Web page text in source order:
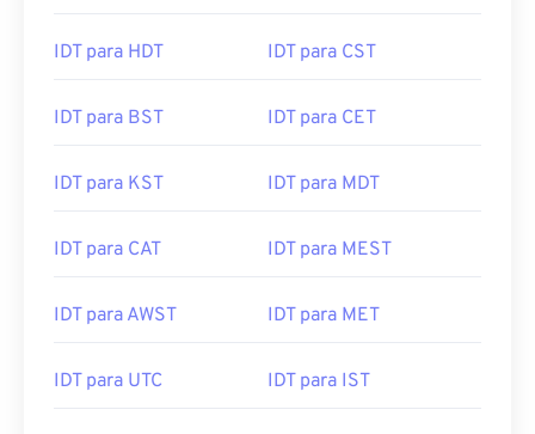
IDT para HDT IDT para CST
IDT para BST IDT para CET
IDT para KST IDT para MDT
IDT para CAT IDT para MEST
IDT para AWST IDT para MET
IDT para UTC IDT para IST